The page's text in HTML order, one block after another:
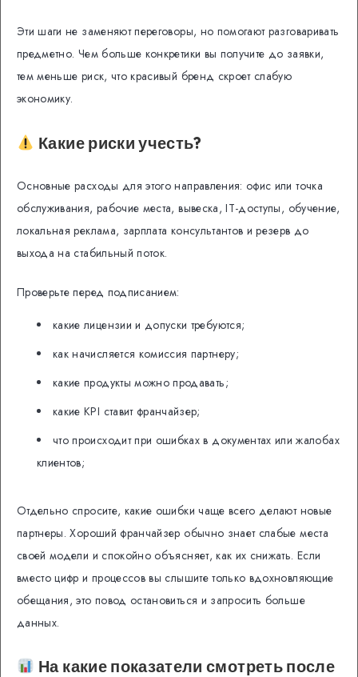
Эти шаги не заменяют переговоры, но помогают разговаривать
предметно. Чем больше конкретики вы получите до заявки,
тем меньше риск, что красивый бренд скроет слабую
экономику.
Какие риски учесть?
Основные расходы для этого направления: офис или точка
обслуживания, рабочие места, вывеска, IT-доступы, обучение,
локальная реклама, зарплата консультантов и резерв до
выхода на стабильный поток.
Проверьте перед подписанием:
какие лицензии и допуски требуются;
как начисляется комиссия партнеру;
какие продукты можно продавать;
какие KPI ставит франчайзер;
что происходит при ошибках в документах или жалобах
клиентов;
Отдельно спросите, какие ошибки чаще всего делают новые
партнеры. Хороший франчайзер обычно знает слабые места
своей модели и спокойно объясняет, как их снижать. Если
вместо цифр и процессов вы слышите только вдохновляющие
обещания, это повод остановиться и запросить больше
данных.
На какие показатели смотреть после